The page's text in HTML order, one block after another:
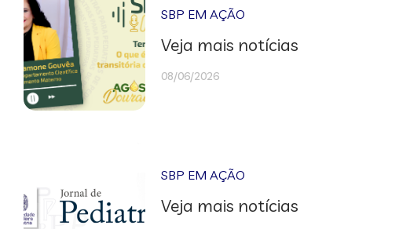
SBP EM AÇÃO
Veja mais notícias
08/06/2026
SBP EM AÇÃO
Veja mais notícias